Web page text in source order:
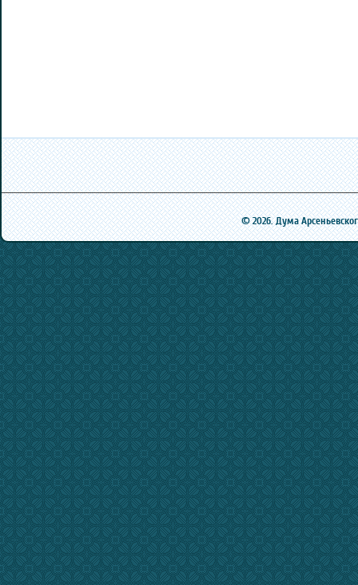
© 2026. Дума